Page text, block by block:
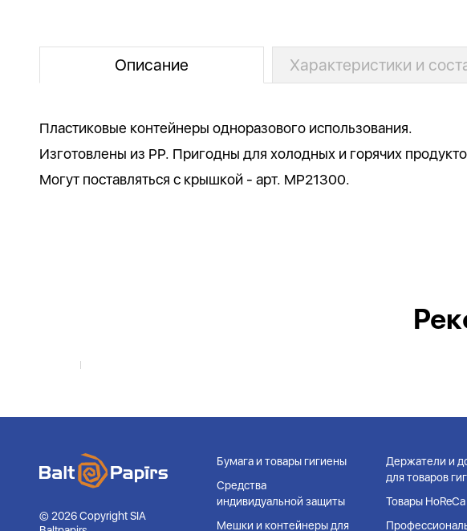
Описание Характеристики и
Пластиковые контейнеры одноразового использования.
Изготовлены из РР. Пригодны для холодных и горячих
Могут поставляться с крышкой - арт. MP21300.
© 2026 Copyright SIA
Бумага и товары гигиены
Средства
индивидуальной защиты
Мешки и контейнеры для
Держатели и
для товаров
Товары HoReCa